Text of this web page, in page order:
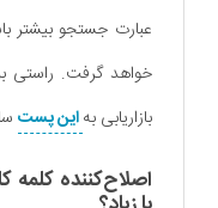
عبارت جستجو بیشتر
خواهد گرفت. راستی
بازاریابی بهاین پست
اصلاح‌کننده